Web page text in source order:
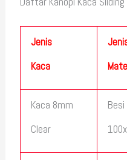
Jenis
Kaca
Kaca 8mm
Clear